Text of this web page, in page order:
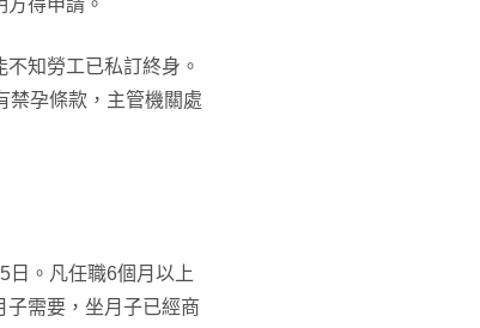
得申請。
知勞工已私訂終身。
禁孕條款，主管機關處
日。凡任職6個月以上
需要，坐月子已經商